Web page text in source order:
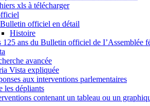
xls à télécharger
officiel en détail
Histoire
125 ans du Bulletin officiel de I’Assemblée
avancée
Vista expliquée
aux interventions parlementaires
les dépliants
contenant un tableau ou un